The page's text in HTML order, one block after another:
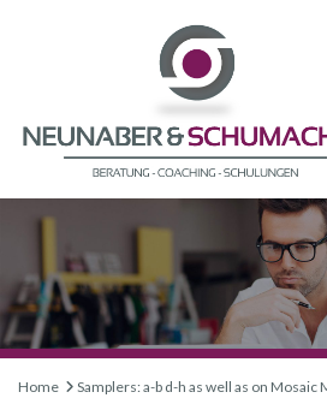
Home
Samplers: a-b d-h as well as on